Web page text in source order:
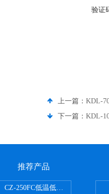
验证
上一篇： KDL-
下一篇： KDL-
推荐产品
CZ-250FC低温低湿种子储藏柜